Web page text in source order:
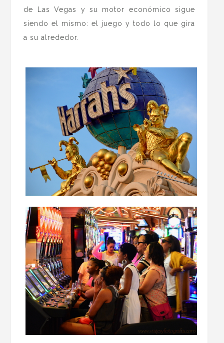
de Las Vegas y su motor económico sigue
siendo el mismo: el juego y todo lo que gira
a su alrededor.